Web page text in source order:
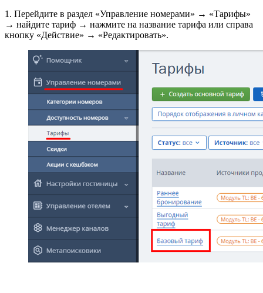
1. Перейдите в раздел «Управление номерами» → «Тарифы»
→ найдите тариф → нажмите на название тарифа или справа
кнопку «Действие» → «Редактировать».